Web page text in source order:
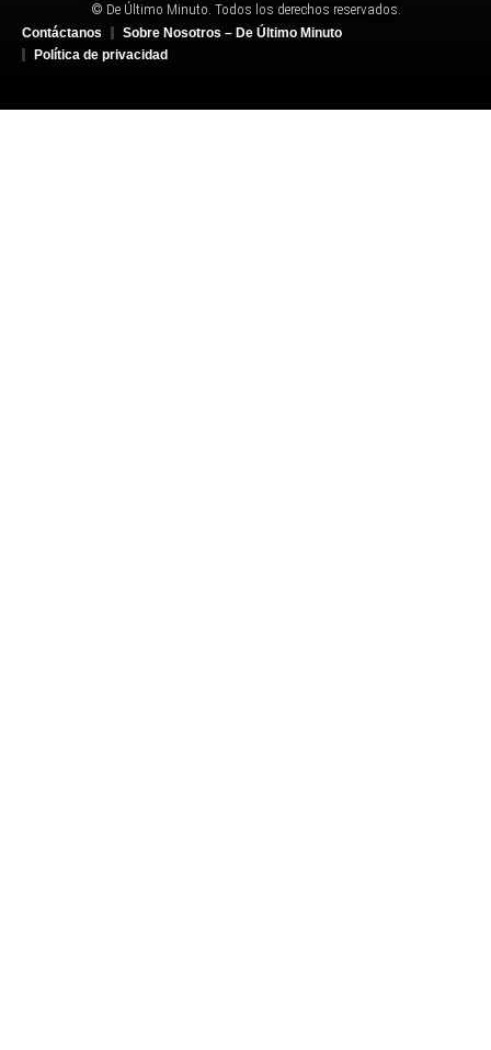
© De Último Minuto. Todos los derechos reservados.
Contáctanos
Sobre Nosotros – De Último Minuto
Política de privacidad